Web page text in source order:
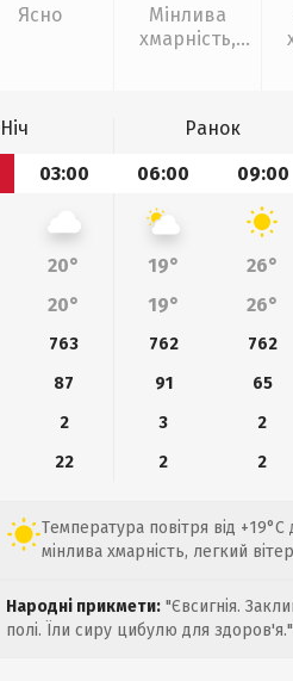
Ясно
Мінлива
хмарність,
Ніч Ранок
03:00 06:00 09:00
20° 19° 26°
20° 19° 26°
763 762 762
87 91 65
2 3 2
22 2 2
Температура повітря від
мінлива хмарність, легкий
Народні прикмети: "Євсигнія.
полі. Їли сиру цибулю для здоров'я."